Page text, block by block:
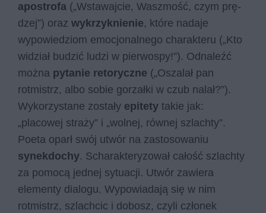
apostrofa („Wsta­waj­cie, Wasz­mość, czym prę­
dzej”) oraz wykrzyknienie, które nadaje
wypowiedziom emocjonalnego charakteru („Kto
wi­dział bu­dzić lu­dzi w pier­wo­spy!”). Odnaleźć
można pytanie retoryczne („Oszalał pan
rotmistrz, albo sobie gorzałki w czub nalał?”).
Wykorzystane zostały epitety takie jak:
„placowej straży” i „wolnej, równej szlachty”.
Poeta oparł swój utwór na zastosowaniu
synekdochy. Scharakteryzował całość szlachty
za pomocą jednej sytuacji. Utwór zawiera
elementy dialogu. Wypowiadają się w nim
rotmistrz, szlachcic i dobosz, czyli członek